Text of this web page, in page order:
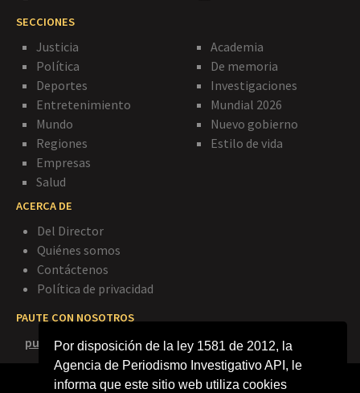
Por disposición de la ley 1581 de 2012, la
Agencia de Periodismo Investigativo API, le
informa que este sitio web utiliza cookies
SECCIONES
Justicia
Política
Deportes
Entretenimiento
Mundo
Regiones
Empresas
Salud
Academia
De memoria
Investigaciones
Mundial 2026
Nuevo gobierno
Estilo de vida
ACERCA DE
Del Director
Quiénes somos
Contáctenos
Política de privacidad
PAUTE CON NOSOTROS
publicidad@agenciapi.co